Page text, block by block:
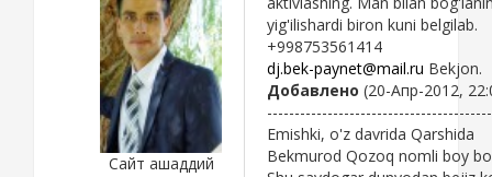
Сайт ашаддий
yig'ilishardi biron kuni belgilab.
+998753561414
dj.bek-paynet@mail.ru Bekjon.
Добавлено (20-Апр-2012,
Emishki, o'z davrida Qarshida
Bekmurod Qozoq nomli boy